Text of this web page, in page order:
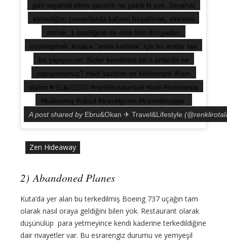
gün seyahat etme şansım ne yazık ki yok. Seyahat
etmediğim zamanlarda kafamı boşaltmak, stresimi
atmak, 1 saatliğine de olsa tüm dünyadan
uzaklaşmak, kısaca ‘’anda kalmak’’ için bu aralar tae
bo yapıyorum. Sizler kendinize ait o anlarda ne
yapıyorsunuz? Hadi yazalım ve birbirimize ilham
olalım👊🏻🙏🏻💁🏻‍♀️ #renklirotalarbali #bali #indonesia
#baliswing #ubud #travelgram #travelblogger
A post shared by Ebru&Okan ✈ Travel&Lifestyle
Zen Hideaway
2) Abandoned Planes
Kuta’da yer alan bu terkedilmiş Boeing 737 uçağın tam
olarak nasıl oraya geldiğini bilen yok. Restaurant olarak
düşünülüp para yetmeyince kendi kaderine terkedildiğine
dair rivayetler var. Bu esrarengiz durumu ve yemyeşil